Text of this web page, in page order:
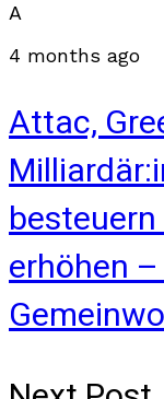
A
4 months ago
Attac,
erhöhen